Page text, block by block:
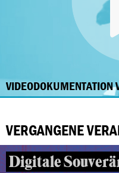
VERGANGENE
Digitale